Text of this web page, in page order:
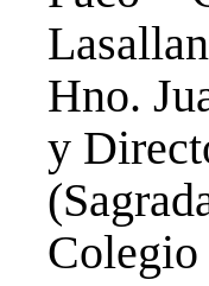
Hno.
y